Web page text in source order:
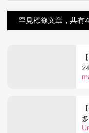
罕見標籤文章，共有